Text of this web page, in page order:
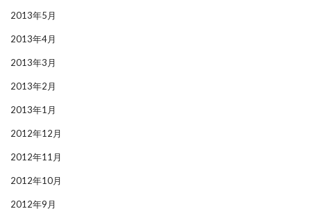
2013年5月
2013年4月
2013年3月
2013年2月
2013年1月
2012年12月
2012年11月
2012年10月
2012年9月